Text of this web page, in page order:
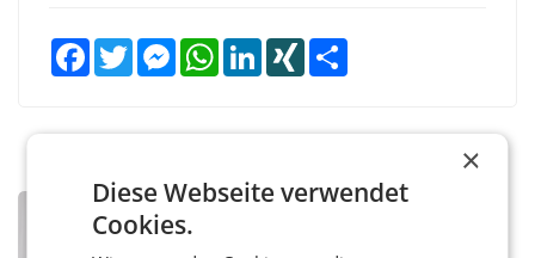
FacebookTwitter MessengerWhatsAppLinkedInXING
PRIMENEWS
ORF III: Peter Schöber abberufen und
×
Diese Webseite verwendet
Cookies.